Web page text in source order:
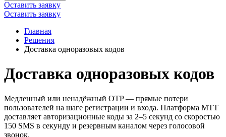
Оставить заявку
Оставить заявку
Главная
Решения
Доставка одноразовых кодов
Доставка одноразовых кодов
Медленный или ненадёжный OTP — прямые потери
пользователей на шаге регистрации и входа. Платформа МТТ
доставляет авторизационные коды за 2–5 секунд со скоростью
150 SMS в секунду и резервным каналом через голосовой
звонок.